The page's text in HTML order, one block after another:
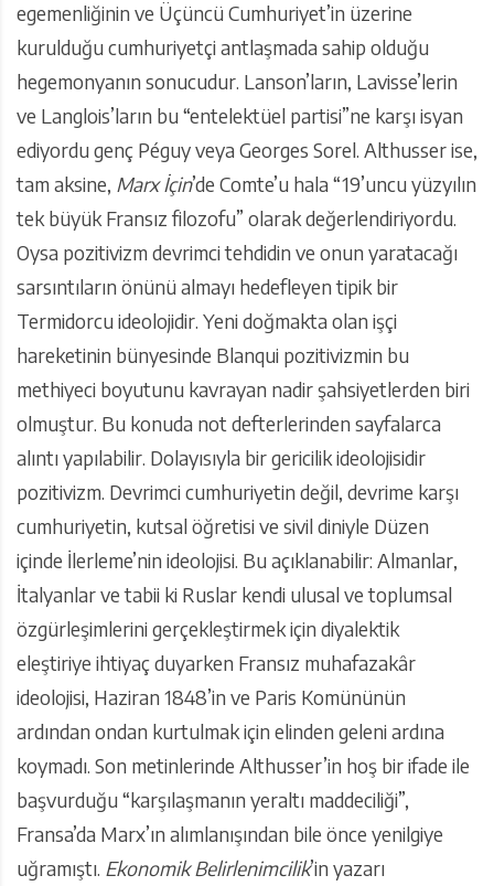
egemenliğinin ve Üçüncü Cumhuriyet’in üzerine
kurulduğu cumhuriyetçi antlaşmada sahip olduğu
hegemonyanın sonucudur. Lanson’ların, Lavisse’lerin
ve Langlois’ların bu “entelektüel partisi”ne karşı isyan
ediyordu genç Péguy veya Georges Sorel. Althusser ise,
tam aksine, Marx İçin’de Comte’u hala “19’uncu yüzyılın
tek büyük Fransız filozofu” olarak değerlendiriyordu.
Oysa pozitivizm devrimci tehdidin ve onun yaratacağı
sarsıntıların önünü almayı hedefleyen tipik bir
Termidorcu ideolojidir. Yeni doğmakta olan işçi
hareketinin bünyesinde Blanqui pozitivizmin bu
methiyeci boyutunu kavrayan nadir şahsiyetlerden biri
olmuştur. Bu konuda not defterlerinden sayfalarca
alıntı yapılabilir. Dolayısıyla bir gericilik ideolojisidir
pozitivizm. Devrimci cumhuriyetin değil, devrime karşı
cumhuriyetin, kutsal öğretisi ve sivil diniyle Düzen
içinde İlerleme’nin ideolojisi. Bu açıklanabilir: Almanlar,
İtalyanlar ve tabii ki Ruslar kendi ulusal ve toplumsal
özgürleşimlerini gerçekleştirmek için diyalektik
eleştiriye ihtiyaç duyarken Fransız muhafazakâr
ideolojisi, Haziran 1848’in ve Paris Komününün
ardından ondan kurtulmak için elinden geleni ardına
koymadı. Son metinlerinde Althusser’in hoş bir ifade ile
başvurduğu “karşılaşmanın yeraltı maddeciliği”,
Fransa’da Marx’ın alımlanışından bile önce yenilgiye
uğramıştı. Ekonomik Belirlenimcilik’in yazarı